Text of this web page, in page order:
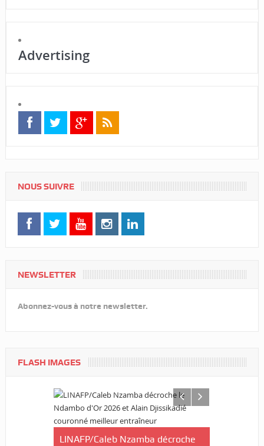
Advertising
NOUS SUIVRE
NEWSLETTER
Abonnez-vous à notre newsletter.
FLASH IMAGES
LINAFP/Caleb Nzamba décroche